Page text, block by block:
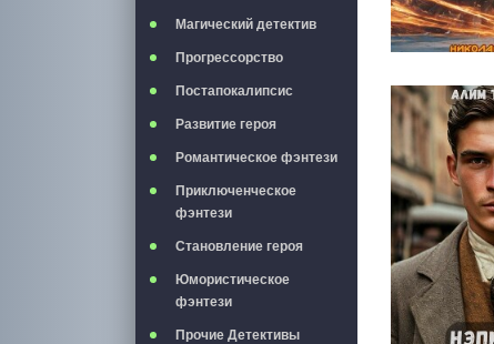
Магический детектив
Прогрессорство
Постапокалипсис
Развитие героя
Романтическое фэнтези
Приключенческое
фэнтези
Становление героя
Юмористическое
фэнтези
Прочие Детективы